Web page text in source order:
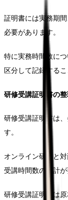
証明書には実務期
必要があります。
特に実務時間数に
区分して記録するこ
研修受講証明書の整
研修受講証明書は
す。
オンライン研修と
受講時間数の合計
研修受講証明書は